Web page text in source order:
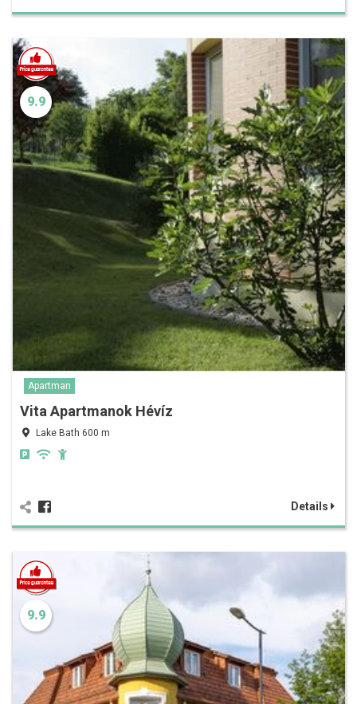
9.9
Apartman
Vita Apartmanok Hévíz
Lake Bath 600 m
Details
9.9